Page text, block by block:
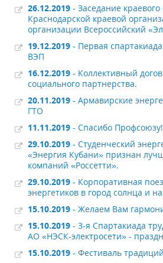
26.12.2019 - Заседание краевого
Краснодарской краевой
организации Всероссийский
19.12.2019 - Первая
ВЭП
16.12.2019 - Коллективный
социального партнерства.
20.11.2019 - Армавирские
ГТО
11.11.2019 - Спасибо Профсоюзу!
29.10.2019 - Студенческий
«Энергия Кубани» признан
компаний «Россетти».
29.10.2019 - Корпоративная
энергетиков в город солнца и
15.10.2019 - Желаем Вам
15.10.2019 - 3-я Спартакиада
АО «НЭСК-электросети» -
15.10.2019 - Фестиваль